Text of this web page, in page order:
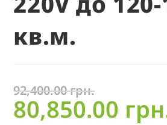
кв.м.
92,400.00грн.
80,850.00